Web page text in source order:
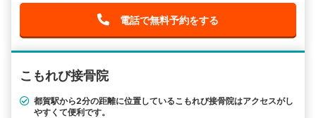
電話で無料予約をする
こもれび接骨院
都賀駅から2分の距離に位置しているこもれび接骨院はアクセスがし
やすくて便利です。